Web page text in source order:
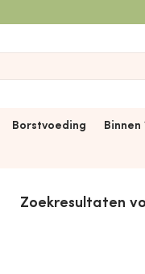
Borstvoeding Binnen
Zoekresultaten